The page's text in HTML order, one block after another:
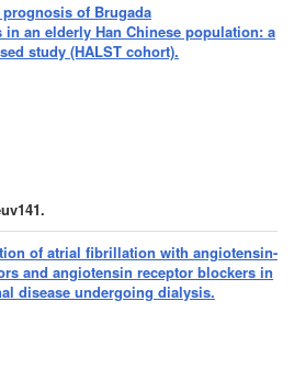
prognosis of Brugada
an elderly Han Chinese population: a
study (HALST cohort).
of atrial fibrillation with angiotensin-
and angiotensin receptor blockers in
disease undergoing dialysis.